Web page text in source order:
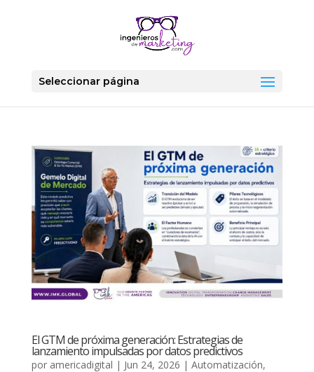
Seleccionar página
El GTM de próxima generación: Estrategias de
lanzamiento impulsadas por datos predictivos
por americadigital | Jun 24, 2026 | Automatización,